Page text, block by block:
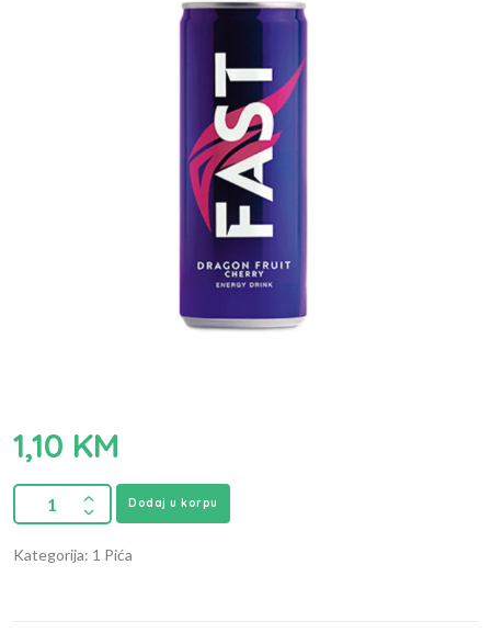
1,10 KM
Dodaj u korpu
Kategorija: 1 Pića